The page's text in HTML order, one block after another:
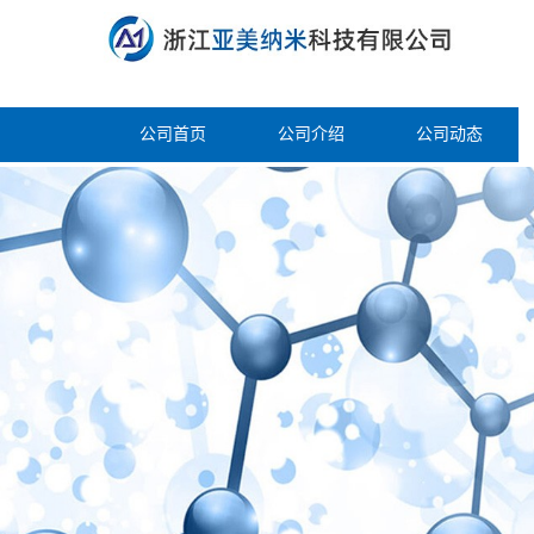
公司首页 公司介绍 公司动态